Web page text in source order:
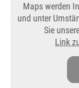
Maps werden
und unter
Sie
Link